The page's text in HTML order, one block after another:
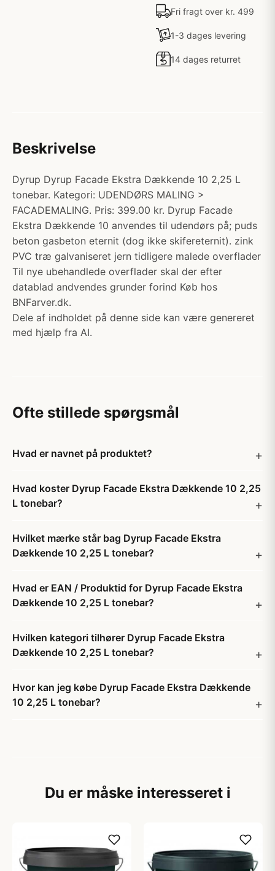
Fri fragt over kr. 499
1-3 dages levering
14 dages returret
Beskrivelse
Dyrup Dyrup Facade Ekstra Dækkende 10 2,25 L
tonebar. Kategori: UDENDØRS MALING >
FACADEMALING. Pris: 399.00 kr. Dyrup Facade
Ekstra Dækkende 10 anvendes til udendørs på; puds
beton gasbeton eternit (dog ikke skifereternit). zink
PVC træ galvaniseret jern tidligere malede overflader
Til nye ubehandlede overflader skal der efter
datablad andvendes grunder forind Køb hos
BNFarver.dk.
Dele af indholdet på denne side kan være genereret
med hjælp fra AI.
Ofte stillede spørgsmål
Hvad er navnet på produktet?
Hvad koster Dyrup Facade Ekstra Dækkende 10 2,25
L tonebar?
Hvilket mærke står bag Dyrup Facade Ekstra
Dækkende 10 2,25 L tonebar?
Hvad er EAN / Produktid for Dyrup Facade Ekstra
Dækkende 10 2,25 L tonebar?
Hvilken kategori tilhører Dyrup Facade Ekstra
Dækkende 10 2,25 L tonebar?
Hvor kan jeg købe Dyrup Facade Ekstra Dækkende
10 2,25 L tonebar?
Du er måske interesseret i